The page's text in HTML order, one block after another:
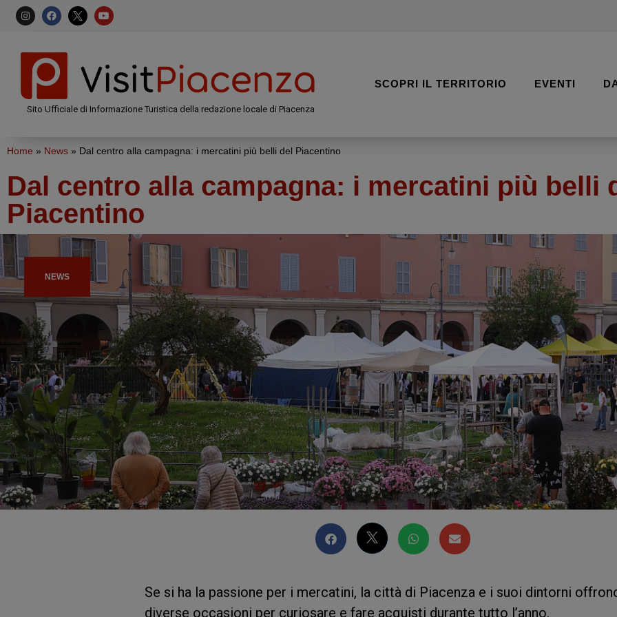
Sito Ufficiale di Informazione Turistica della redazione locale di Piacenza
SCOPRI IL TERRITORIO EVENTI
Home » News » Dal centro alla campagna: i mercatini più belli del Piacentino
Dal centro alla campagna: i mercatini più belli
Piacentino
NEWS
Se si ha la passione per i mercatini, la città di Piacenza e i suoi dintorni
diverse occasioni per curiosare e fare acquisti durante tutto l’anno.